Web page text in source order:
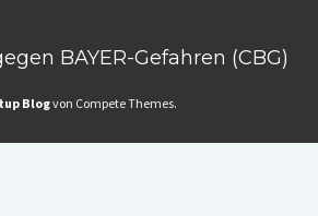
BAYER-Gefahren (CBG)
Blogvon Compete Themes.